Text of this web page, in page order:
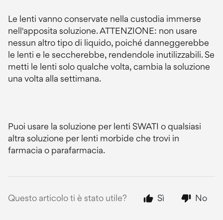
Le lenti vanno conservate nella custodia immerse
nell'apposita soluzione. ATTENZIONE: non usare
nessun altro tipo di liquido, poiché danneggerebbe
le lenti e le seccherebbe, rendendole inutilizzabili. Se
metti le lenti solo qualche volta, cambia la soluzione
una volta alla settimana.
Puoi usare la soluzione per lenti SWATI o qualsiasi
altra soluzione per lenti morbide che trovi in
farmacia o parafarmacia.
Questo articolo ti è stato utile? Sì No